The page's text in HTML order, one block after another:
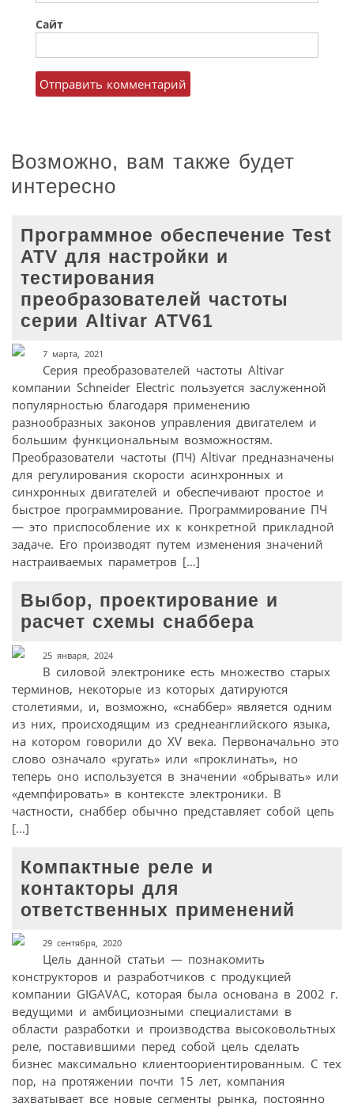
Сайт
Возможно, вам также будет
интересно
Программное обеспечение Test
ATV для настройки и
тестирования
преобразователей частоты
серии Altivar ATV61
7 марта, 2021
Серия преобразователей частоты Altivar
компании Schneider Electric пользуется заслуженной
популярностью благодаря применению
разнообразных законов управления двигателем и
большим функциональным возможностям.
Преобразователи частоты (ПЧ) Altivar предназначены
для регулирования скорости асинхронных и
синхронных двигателей и обеспечивают простое и
быстрое программирование. Программирование ПЧ
— это приспособление их к конкретной прикладной
задаче. Его производят путем изменения значений
настраиваемых параметров […]
Выбор, проектирование и
расчет схемы снаббера
25 января, 2024
В силовой электронике есть множество старых
терминов, некоторые из которых датируются
столетиями, и, возможно, «снаббер» является одним
из них, происходящим из средне­английского языка,
на котором говорили до XV века. Первоначально это
слово означало «ругать» или «проклинать», но
теперь оно используется в значении «обрывать» или
«демпфировать» в контексте электроники. В
частности, снаббер обычно представляет собой цепь
[…]
Компактные реле и
контакторы для
ответственных применений
29 сентября, 2020
Цель данной статьи — познакомить
конструкторов и разработчиков с продукцией
компании GIGAVAC, которая была основана в 2002 г.
ведущими и амбициозными специалистами в
области разработки и производства высоковольтных
реле, поставившими перед собой цель сделать
бизнес максимально клиентоориентированным. С тех
пор, на протяжении почти 15 лет, компания
захватывает все новые сегменты рынка, постоянно